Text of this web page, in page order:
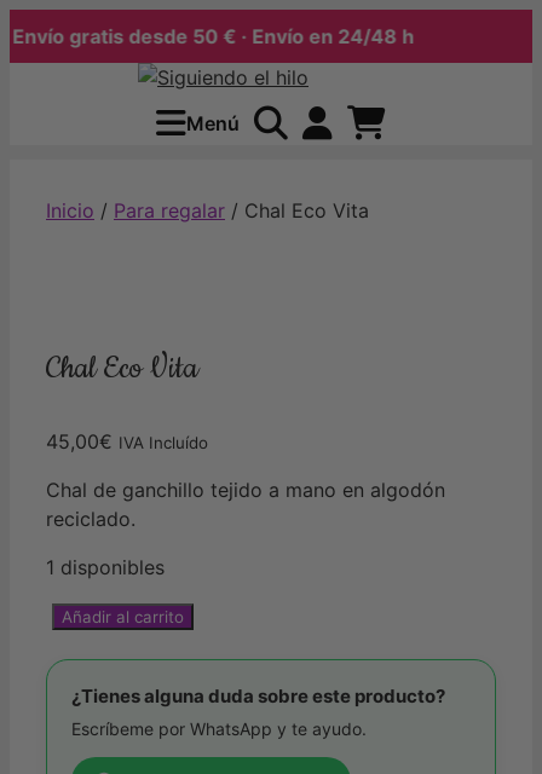
gratis desde 50 € · Envío en 24/48 h
Menú
Inicio / Para regalar / Chal Eco Vita
Chal Eco Vita
45,00€ IVA Incluído
Chal de ganchillo tejido a mano en algodón
reciclado.
1 disponibles
Añadir al carrito
¿Tienes alguna duda sobre este producto?
Escríbeme por WhatsApp y te ayudo.